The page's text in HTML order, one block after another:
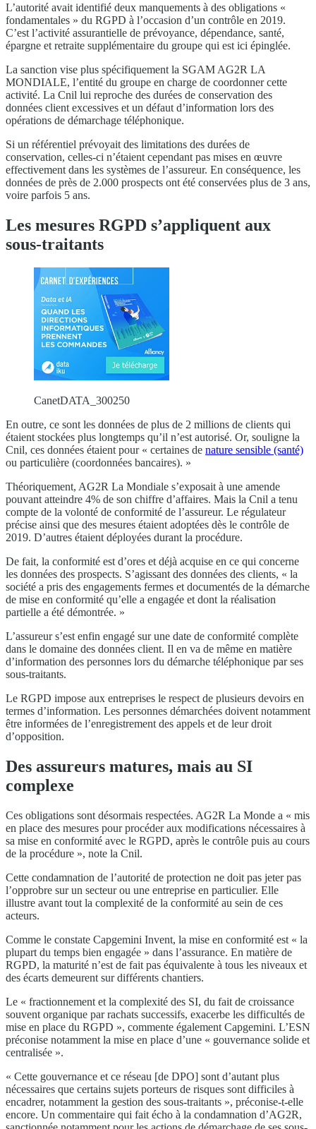
L’autorité avait identifié deux manquements à des obligations «
fondamentales » du RGPD à l’occasion d’un contrôle en 2019.
C’est l’activité assurantielle de prévoyance, dépendance, santé,
épargne et retraite supplémentaire du groupe qui est ici épinglée.
La sanction vise plus spécifiquement la SGAM AG2R LA
MONDIALE, l’entité du groupe en charge de coordonner cette
activité. La Cnil lui reproche des durées de conservation des
données client excessives et un défaut d’information lors des
opérations de démarchage téléphonique.
Si un référentiel prévoyait des limitations des durées de
conservation, celles-ci n’étaient cependant pas mises en œuvre
effectivement dans les systèmes de l’assureur. En conséquence, les
données de près de 2.000 prospects ont été conservées plus de 3 ans,
voire parfois 5 ans.
Les mesures RGPD s’appliquent aux
sous-traitants
CanetDATA_300250
En outre, ce sont les données de plus de 2 millions de clients qui
étaient stockées plus longtemps qu’il n’est autorisé. Or, souligne la
Cnil, ces données étaient pour « certaines de nature sensible (santé)
ou particulière (coordonnées bancaires). »
Théoriquement, AG2R La Mondiale s’exposait à une amende
pouvant atteindre 4% de son chiffre d’affaires. Mais la Cnil a tenu
compte de la volonté de conformité de l’assureur. Le régulateur
précise ainsi que des mesures étaient adoptées dès le contrôle de
2019. D’autres étaient déployées durant la procédure.
De fait, la conformité est d’ores et déjà acquise en ce qui concerne
les données des prospects. S’agissant des données des clients, « la
société a pris des engagements fermes et documentés de la démarche
de mise en conformité qu’elle a engagée et dont la réalisation
partielle a été démontrée. »
L’assureur s’est enfin engagé sur une date de conformité complète
dans le domaine des données client. Il en va de même en matière
d’information des personnes lors du démarche téléphonique par ses
sous-traitants.
Le RGPD impose aux entreprises le respect de plusieurs devoirs en
termes d’information. Les personnes démarchées doivent notamment
être informées de l’enregistrement des appels et de leur droit
d’opposition.
Des assureurs matures, mais au SI
complexe
Ces obligations sont désormais respectées. AG2R La Monde a « mis
en place des mesures pour procéder aux modifications nécessaires à
sa mise en conformité avec le RGPD, après le contrôle puis au cours
de la procédure », note la Cnil.
Cette condamnation de l’autorité de protection ne doit pas jeter pas
l’opprobre sur un secteur ou une entreprise en particulier. Elle
illustre avant tout la complexité de la conformité au sein de ces
acteurs.
Comme le constate Capgemini Invent, la mise en conformité est « la
plupart du temps bien engagée » dans l’assurance. En matière de
RGPD, la maturité n’est de fait pas équivalente à tous les niveaux et
des écarts demeurent sur différents chantiers.
Le « fractionnement et la complexité des SI, du fait de croissance
souvent organique par rachats successifs, exacerbe les difficultés de
mise en place du RGPD », commente également Capgemini. L’ESN
préconise notamment la mise en place d’une « gouvernance solide et
centralisée ».
« Cette gouvernance et ce réseau [de DPO] sont d’autant plus
nécessaires que certains sujets porteurs de risques sont difficiles à
encadrer, notamment la gestion des sous-traitants », préconise-t-elle
encore. Un commentaire qui fait écho à la condamnation d’AG2R,